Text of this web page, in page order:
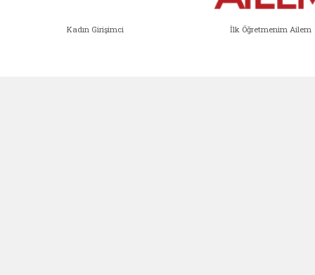
Kadın Girişimci İlk Öğretmenim Ailem